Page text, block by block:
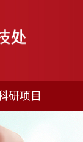
研项目